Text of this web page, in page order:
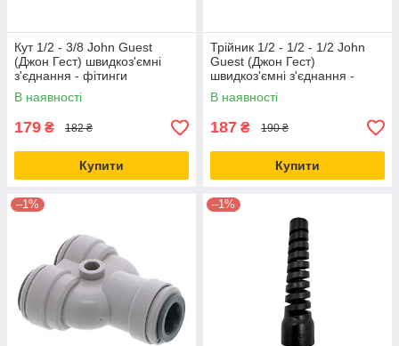
Кут 1/2 - 3/8 John Guest
(Джон Гест) швидкоз'ємні
з'єднання - фітинги
PI211612S
В наявності
179 ₴ 182 ₴
Купити
Трійник 1/2 - 1/2 - 1/2 John
Guest (Джон Гест)
швидкоз'ємні з'єднання -
фітинги PP0216W
В наявності
187 ₴ 190 ₴
Купити
–1% –1%